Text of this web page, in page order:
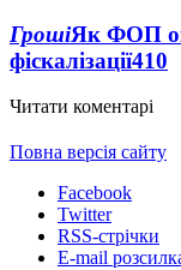
ГрошіЯк ФОП
фіскалізації410
Читати коментарі
Повна версія сайту
Facebook
Twitter
RSS-стрічки
E-mail